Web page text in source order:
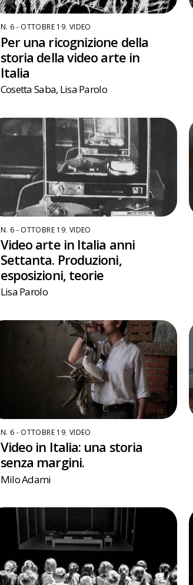
N. 6 - OTTOBRE 19, VIDEO
Per una ricognizione della
storia della video arte in
Italia
Cosetta Saba, Lisa Parolo
N. 6 - OTTOBRE 19, VIDEO
Video arte in Italia anni
Settanta. Produzioni,
esposizioni, teorie
Lisa Parolo
N. 6 - OTTOBRE 19, VIDEO
Video in Italia: una storia
senza margini.
Milo Adami